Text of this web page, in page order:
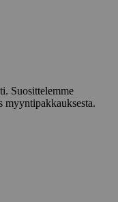
Suosittelemme
myyntipakkauksesta.